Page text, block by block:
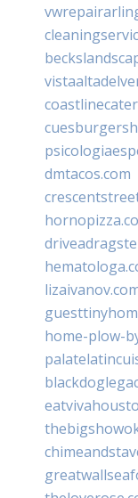
dmtacos.com
home-plow-